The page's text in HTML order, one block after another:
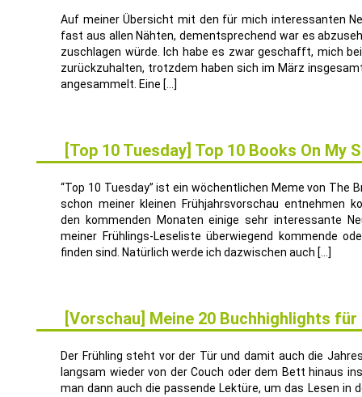
Auf meiner Übersicht mit den für mich interessanten
fast aus allen Nähten, dementsprechend war es
zuschlagen würde. Ich habe es zwar geschafft, mich
zurückzuhalten, trotzdem haben sich im März
angesammelt. Eine […]
[Top 10 Tuesday] Top 10 Books On My
“Top 10 Tuesday” ist ein wöchentlichen Meme von The
schon meiner kleinen Frühjahrsvorschau entnehmen
den kommenden Monaten einige sehr interessante
meiner Frühlings-Leseliste überwiegend kommende
finden sind. Natürlich werde ich dazwischen auch […]
[Vorschau] Meine 20 Buchhighlights für
Der Frühling steht vor der Tür und damit auch die
langsam wieder von der Couch oder dem Bett hinaus
man dann auch die passende Lektüre, um das Lesen in